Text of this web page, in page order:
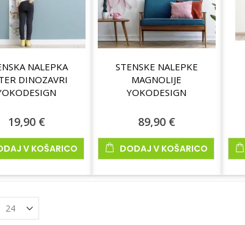
NALEPKA
DINOZAVRI
19,90 €
V KOŠARICO
STENSKE NALEPKE
MAGNOLIJE
YOKODESIGN
89,90 €
DODAJ V KOŠARICO